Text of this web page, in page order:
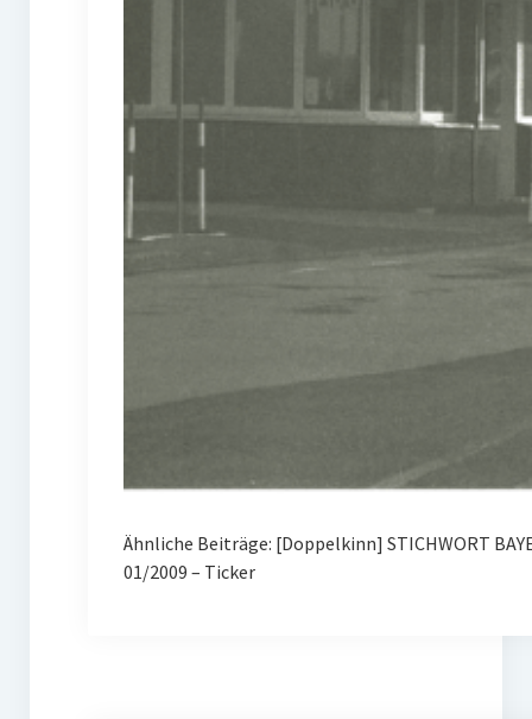
Ähnliche Beiträge: [Doppelkinn] STICHWORT
01/2009 – Ticker